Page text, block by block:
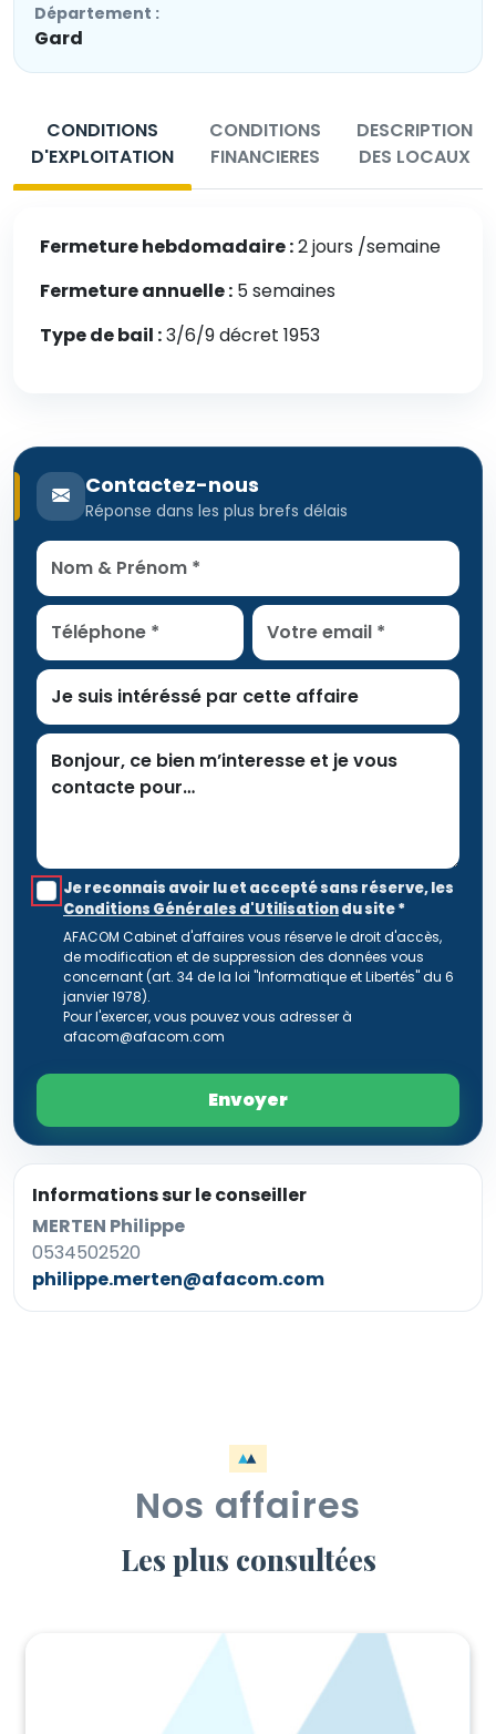
Département :
Gard
CONDITIONS
D'EXPLOITATION
CONDITIONS
FINANCIERES
DESCRIPTION
DES LOCAUX
Fermeture hebdomadaire :2 jours /semaine
Fermeture annuelle : 5 semaines
Type de bail :3/6/9 décret 1953
Contactez-nous
Réponse dans les plus brefs délais
Je reconnais avoir lu et accepté sans réserve, les
Conditions Générales d'Utilisationdu site*
AFACOM Cabinet d'affaires vous réserve le droit d'accès,
de modification et de suppression des données vous
concernant (art. 34 de la loi "Informatique et Libertés" du 6
janvier 1978).
Pour l'exercer, vous pouvez vous adresser à
afacom@afacom.com
Envoyer
Informations sur le conseiller
MERTEN Philippe
0534502520
philippe.merten@afacom.com
Nos affaires
Les plus consultées